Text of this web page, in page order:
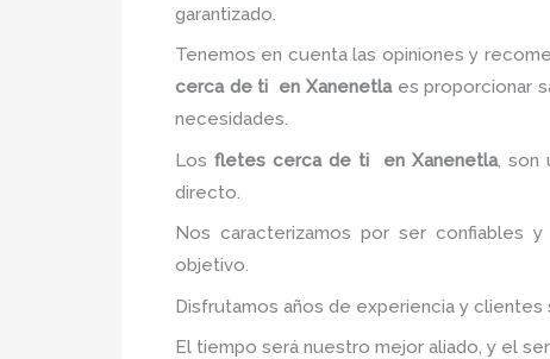
garantizado.
Tenemos en cuenta las opiniones y
cerca de ti en Xanenetlaes proporcionar
necesidades.
Los fletes cerca de ti en Xanenetla, son
directo.
Nos caracterizamos por ser confiables
objetivo.
Disfrutamos años de experiencia y
El tiempo será nuestro mejor aliado, y el